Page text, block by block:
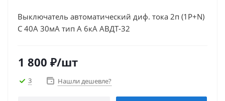
Выключатель автоматический диф. тока 2п (1P+N)
C 40А 30мА тип A 6кА АВДТ-32
1 800 ₽/шт
3 Нашли дешевле?